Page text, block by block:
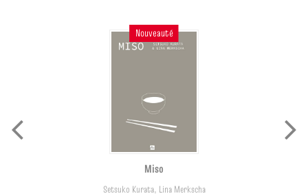
Nouveauté
Miso
Setsuko Kurata, Lina Merkscha